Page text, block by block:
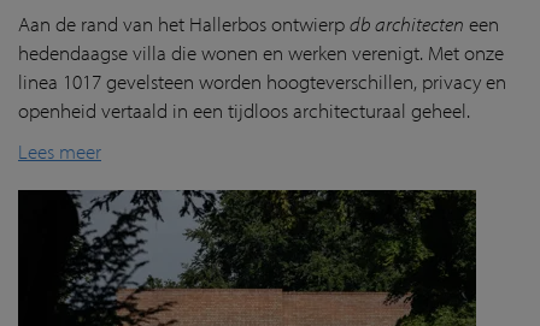
Aan de rand van het Hallerbosontwierpdb architecten een
hedendaagse villa die wonen en werken verenigt. Met onze
linea 1017 gevelsteen worden hoogteverschillen, privacy en
openheid vertaald in een tijdloos architecturaal geheel.
Lees meer